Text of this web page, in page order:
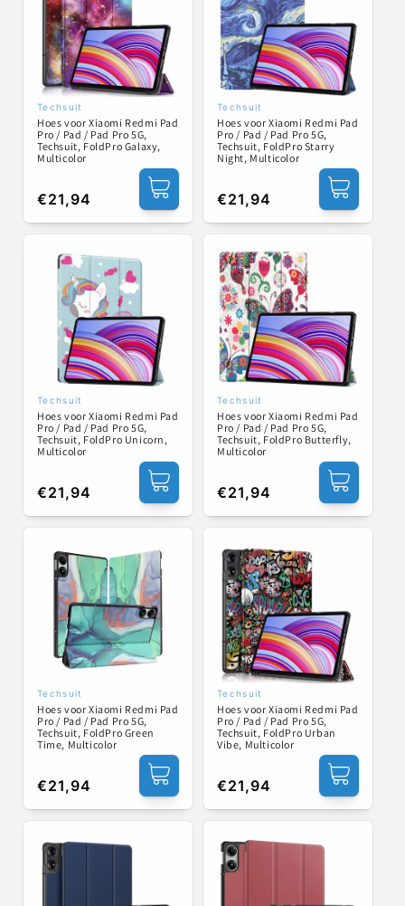
Verkoper:
Techsuit
Hoes voor Xiaomi Redmi Pad
Pro / Pad / Pad Pro 5G,
Techsuit, FoldPro Galaxy,
Multicolor
Normale
prijs
€21,94
Verkoper:
Techsuit
Hoes voor Xiaomi Redmi Pad
Pro / Pad / Pad Pro 5G,
Techsuit, FoldPro Starry
Night, Multicolor
Normale
prijs
€21,94
Verkoper:
Techsuit
Hoes voor Xiaomi Redmi Pad
Pro / Pad / Pad Pro 5G,
Techsuit, FoldPro Unicorn,
Multicolor
Normale
prijs
€21,94
Verkoper:
Techsuit
Hoes voor Xiaomi Redmi Pad
Pro / Pad / Pad Pro 5G,
Techsuit, FoldPro Butterfly,
Multicolor
Normale
prijs
€21,94
Verkoper:
Techsuit
Hoes voor Xiaomi Redmi Pad
Pro / Pad / Pad Pro 5G,
Techsuit, FoldPro Green
Time, Multicolor
Normale
prijs
€21,94
Verkoper:
Techsuit
Hoes voor Xiaomi Redmi Pad
Pro / Pad / Pad Pro 5G,
Techsuit, FoldPro Urban
Vibe, Multicolor
Normale
prijs
€21,94